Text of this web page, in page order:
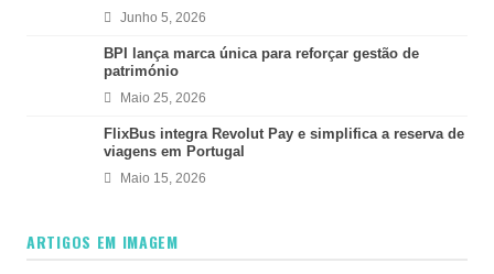
Junho 5, 2026
BPI lança marca única para reforçar gestão de
património
Maio 25, 2026
FlixBus integra Revolut Pay e simplifica a reserva de
viagens em Portugal
Maio 15, 2026
ARTIGOS EM IMAGEM